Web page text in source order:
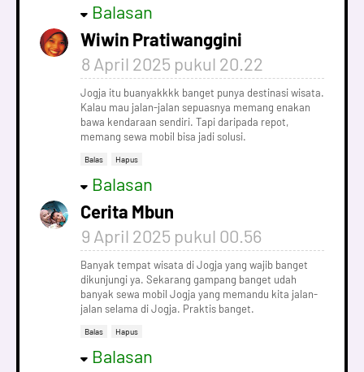
Balasan
Wiwin Pratiwanggini
8 April 2025 pukul 20.22
Jogja itu buanyakkkk banget punya destinasi wisata.
Kalau mau jalan-jalan sepuasnya memang enakan
bawa kendaraan sendiri. Tapi daripada repot,
memang sewa mobil bisa jadi solusi.
Balas Hapus
Balasan
Cerita Mbun
9 April 2025 pukul 00.56
Banyak tempat wisata di Jogja yang wajib banget
dikunjungi ya. Sekarang gampang banget udah
banyak sewa mobil Jogja yang memandu kita jalan-
jalan selama di Jogja. Praktis banget.
Balas Hapus
Balasan